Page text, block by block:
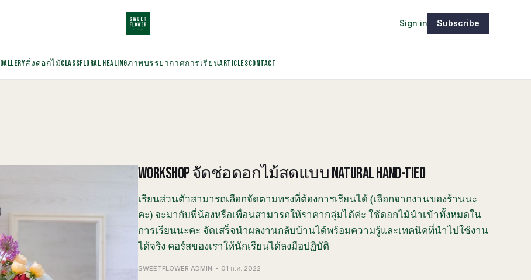
GALLERYสั่งดอกไม้CLASSFLORAL HEALINGภาพบรรยากาศการเรียนARTICLESCONTACT
Sign in Subscribe
WORKSHOP จัดช่อดอกไม้สดแบบ NATURAL HAND-TIED
เรียนส่วนตัวสามารถเลือกจัดตามทรงที่ต้องการเรียนได้ (เลือกจากงานของร้านนะ
คะ) จะมากับพี่น้องหรือเพื่อนสามารถให้ราคากลุ่มได้ค่ะ ใช้ดอกไม้นำเข้าทั้งหมดใน
การเรียนนะคะ จัดเสร็จนำผลงานกลับบ้านได้พร้อมความรู้และเทคนิคที่นำไปใช้งาน
ได้จริง คอร์สของเราให้นักเรียนได้ลงมือปฏิบัติ
SWEETFLOWER ADMIN 01 ก.ค. 2022